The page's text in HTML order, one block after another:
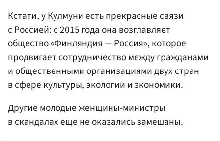
Кстати, у Кулмуни есть прекрасные связи
с Россией: с 2015 года она возглавляет
общество «Финляндия — Россия», которое
продвигает сотрудничество между гражданами
и общественными организациями двух стран
в сфере культуры, экологии и экономики.
Другие молодые женщины-министры
в скандалах еще не оказались замешаны.